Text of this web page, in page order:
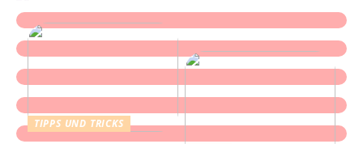
TIPPS UND TRICKS